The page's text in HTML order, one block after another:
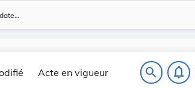
Acte en vigueur search notifications_none